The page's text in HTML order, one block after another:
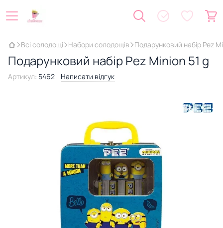
Всі солодощі Набори солодощів Подарунковий набір Pez
Подарунковий набір Pez Minion 51 g
Артикул: 5462 Написати відгук